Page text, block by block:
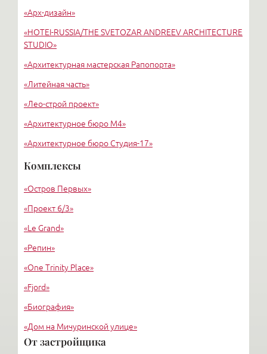
Удельная
«Арх-дизайн»
«HОTEI-RUSSIA/THE SVETOZAR ANDREEV ARCHITECTURE
STUDIO»
«Архитектурная мастерская Рапопорта»
«Литейная часть»
«Лео-строй проект»
«Архитектурное бюро М4»
«Архитектурное бюро Студия-17»
«Архитектурное бюро Liphart Architects»
«Вертикаль»
Комплексы
«Остров Первых»
«Проект 6/3»
«Le Grand»
«Репин»
«One Trinity Place»
«Fjord»
«Биография»
«Дом на Мичуринской улице»
«Крестовский, 12»
От застройщика